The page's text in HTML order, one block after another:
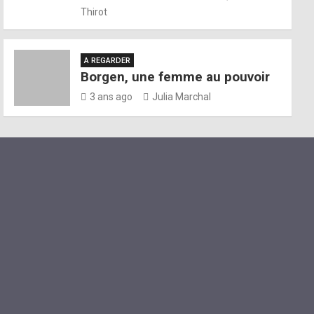
Thirot
A REGARDER
Borgen, une femme au pouvoir
3 ans ago Julia Marchal